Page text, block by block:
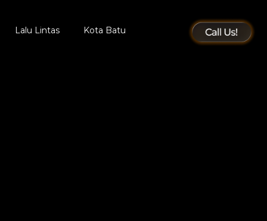
Lalu Lintas Kota Batu